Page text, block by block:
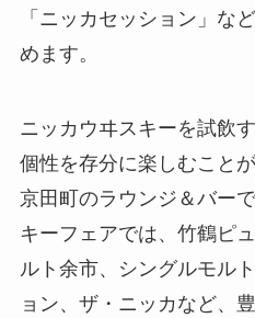
「ニッカセッション」な
めます。
ニッカウヰスキーを試飲
個性を存分に楽しむこと
京田町のラウンジ＆バー
キーフェアでは、竹鶴ピ
ルト余市、シングルモル
ョン、ザ・ニッカなど、